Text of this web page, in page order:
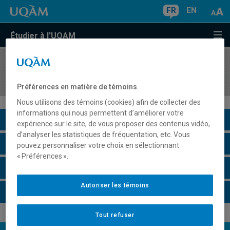
FR EN
Étudier à l'UQAM
COURS//
Description du cours
Horaire - Été 2026
Préférences en matière de témoins
Nous utilisons des témoins (cookies) afin de collecter des
informations qui nous permettent d’améliorer votre
expérience sur le site, de vous proposer des contenus vidéo,
d’analyser les statistiques de fréquentation, etc. Vous
pouvez personnaliser votre choix en sélectionnant
« Préférences ».
Tout refuser
Autoriser les témoins